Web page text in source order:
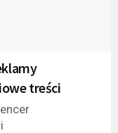
treści